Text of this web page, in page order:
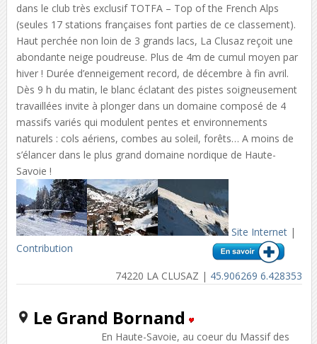
dans le club très exclusif TOTFA – Top of the French Alps
(seules 17 stations françaises font parties de ce classement).
Haut perchée non loin de 3 grands lacs, La Clusaz reçoit une
abondante neige poudreuse. Plus de 4m de cumul moyen par
hiver ! Durée d’enneigement record, de décembre à fin avril.
Dès 9 h du matin, le blanc éclatant des pistes soigneusement
travaillées invite à plonger dans un domaine composé de 4
massifs variés qui modulent pentes et environnements
naturels : cols aériens, combes au soleil, forêts… A moins de
s’élancer dans le plus grand domaine nordique de Haute-
Savoie !
Site Internet|
Contribution
74220 LA CLUSAZ | 45.906269 6.428353
Le Grand Bornand
En Haute-Savoie, au coeur du Massif des